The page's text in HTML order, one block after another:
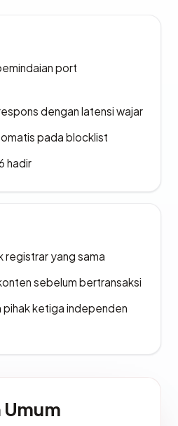
port
dengan latensi wajar
pada blocklist
hadir
registrar yang sama
sebelum bertransaksi
pihak ketiga independen